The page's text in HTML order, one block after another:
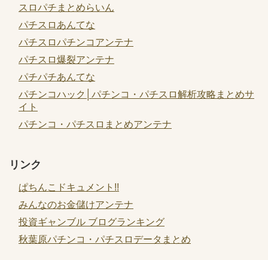
スロパチまとめらいん
パチスロあんてな
パチスロパチンコアンテナ
パチスロ爆裂アンテナ
パチパチあんてな
パチンコハック│パチンコ・パチスロ解析攻略まとめサ
イト
パチンコ・パチスロまとめアンテナ
リンク
ぱちんこドキュメント!!
みんなのお金儲けアンテナ
投資ギャンブル ブログランキング
秋葉原パチンコ・パチスロデータまとめ